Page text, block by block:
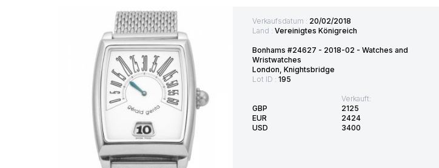
Verkaufsdatum : 20/02/2018
Land : Vereinigtes Königreich
Bonhams #24627 - 2018-02 - Watches and
Wristwatches
London, Knightsbridge
Lot ID : 195
GBP
EUR
USD
Verkauft:
2125
2424
3400